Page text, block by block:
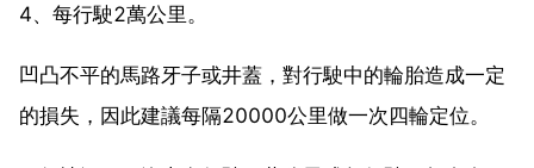
4、每行駛2萬公里。
凹凸不平的馬路牙子或井蓋，對行駛中的輪胎造成一定
的損失，因此建議每隔20000公里做一次四輪定位。